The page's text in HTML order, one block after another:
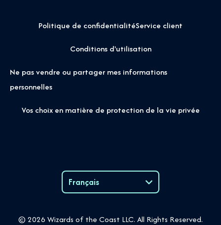
Politique de confidentialitéService client
Conditions d'utilisation
Ne pas vendre ou partager mes informations
personnelles
Vos choix en matière de protection de la vie privée
Français
© 2026 Wizards of the Coast LLC. All Rights Reserved.